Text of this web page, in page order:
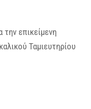
επικείμενη
Ταμιευτηρίου